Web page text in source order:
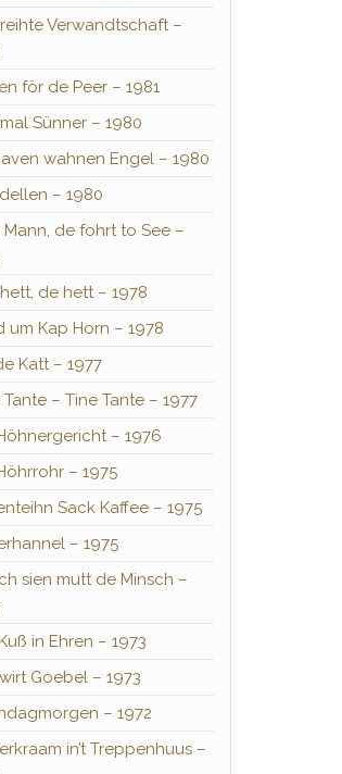
Verwandtschaft –
för de Peer – 1981
Sünner – 1980
wahnen Engel – 1980
– 1980
Mann, de fohrt to See –
de hett – 1978
um Kap Horn – 1978
Katt – 1977
Tante – Tine Tante – 1977
– 1976
– 1975
Sack Kaffee – 1975
– 1975
sien mutt de Minsch –
in Ehren – 1973
Goebel – 1973
– 1972
in’t Treppenhuus –